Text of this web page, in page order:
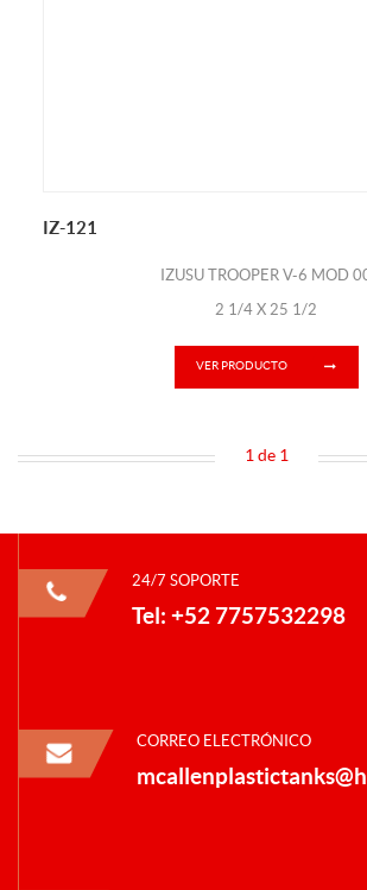
IZ-121
IZUSU TROOPER V-6 MOD
2 1/4 X 25 1/2
VER PRODUCTO
1 de 1
24/7 SOPORTE
Tel: +52 7757532298
CORREO ELECTRÓNICO